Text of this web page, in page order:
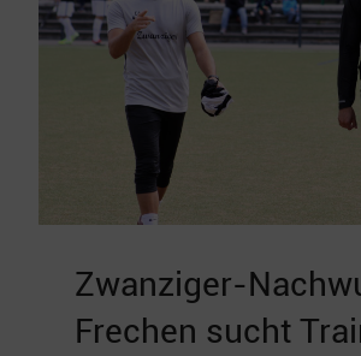
Zwanziger-
Frechen sucht